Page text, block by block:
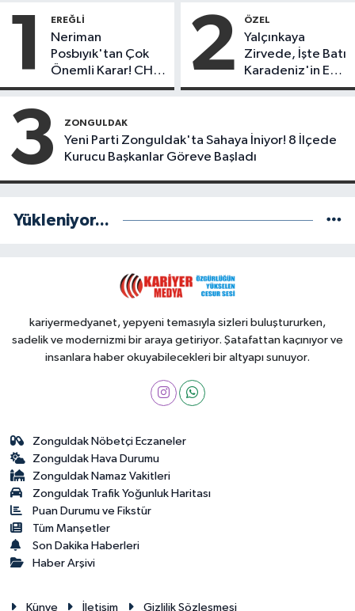
1 EREĞLI
Neriman
Posbıyık'tan Çok
Önemli Karar! CHP
mi Yeni Parti mi?
2 ÖZEL
Yalçınkaya
Zirvede, İşte Batı
Karadeniz'in En
Başarılı Belediye
3 ZONGULDAK
Yeni Parti Zonguldak'ta Sahaya İniyor! 8 İlçede
Kurucu Başkanlar Göreve Başladı
Yükleniyor...
kariyermedyanet, yepyeni temasıyla sizleri buluştururken,
sadelik ve modernizmi bir araya getiriyor. Şatafattan kaçınıyor ve
insanlara haber okuyabilecekleri bir altyapı sunuyor.
Zonguldak Nöbetçi Eczaneler
Zonguldak Hava Durumu
Zonguldak Namaz Vakitleri
Zonguldak Trafik Yoğunluk Haritası
Puan Durumu ve Fikstür
Tüm Manşetler
Son Dakika Haberleri
Haber Arşivi
Künye İletişim Gizlilik Sözleşmesi